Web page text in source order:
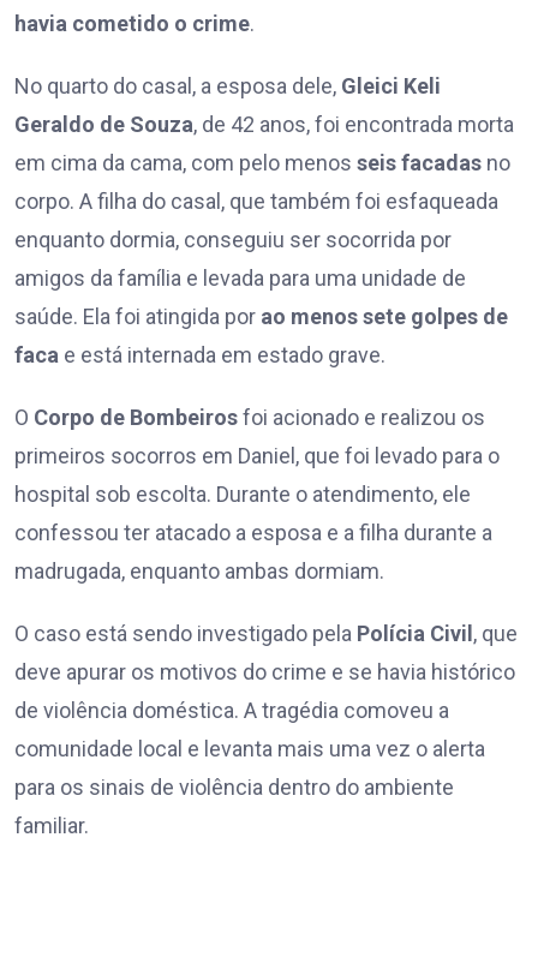
havia cometido o crime.
No quarto do casal, a esposa dele, Gleici Keli
Geraldo de Souza, de 42 anos, foi encontrada morta
em cima da cama, com pelo menos seis facadas no
corpo. A filha do casal, que também foi esfaqueada
enquanto dormia, conseguiu ser socorrida por
amigos da família e levada para uma unidade de
saúde. Ela foi atingida por ao menos sete golpes de
faca e está internada em estado grave.
O Corpo de Bombeirosfoi acionado e realizou os
primeiros socorros em Daniel, que foi levado para o
hospital sob escolta. Durante o atendimento, ele
confessou ter atacado a esposa e a filha durante a
madrugada, enquanto ambas dormiam.
O caso está sendo investigado pela Polícia Civil , que
deve apurar os motivos do crime e se havia histórico
de violência doméstica. A tragédia comoveu a
comunidade local e levanta mais uma vez o alerta
para os sinais de violência dentro do ambiente
familiar.